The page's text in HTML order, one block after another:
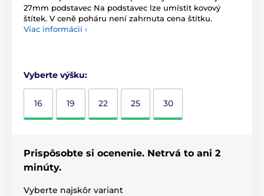
27mm podstavec Na podstavec lze umístit kovový
štítek. V ceně poháru není zahrnuta cena štítku.
Viac informácií ›
Vyberte výšku:
16 19 22 25 30
Prispôsobte si ocenenie. Netrvá to ani 2
minúty.
Vyberte najskôr variant